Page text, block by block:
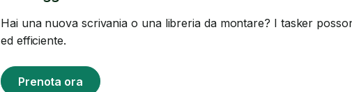
Hai una nuova scrivania o una libreria da montare? I tasker
ed efficiente.
Prenota ora